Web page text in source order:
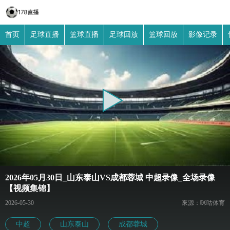
首页 足球直播 篮球直播 足球回放 篮球回放 影像记录
2026年05月30日_山东泰山VS成都蓉城 中超录像_全场录像
【视频集锦】
2026-05-30 來源：咪咕体育
中超 山东泰山 成都蓉城